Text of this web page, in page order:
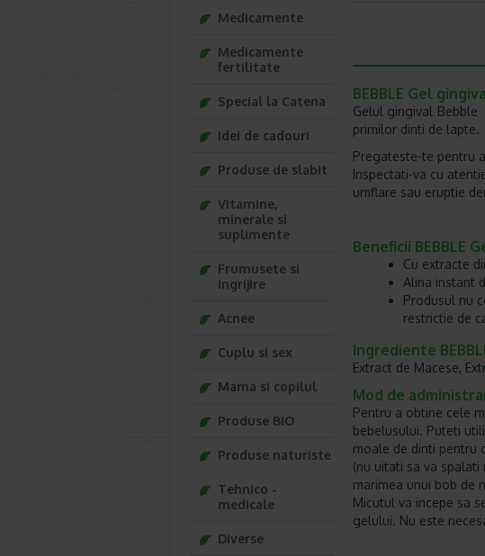
BEBBLE Gel
Gelul gingival
primilor dinti de lapte.
Pregateste-te pentru
Inspectati-va cu
umflare sau eruptie
Beneficii BEBBLE
Cu extracte
Alina instant
Produsul nu
restrictie de
Ingrediente
Extract de Macese,
Mod de
Pentru a obtine cele
bebelusului. Puteti
moale de dinti pentru
(nu uitati sa va
marimea unui bob de
Micutul va incepe sa
gelului. Nu este
Medicamente
Medicamente
fertilitate
Special la Catena
Idei de cadouri
Produse de slabit
Vitamine,
minerale si
suplimente
Frumusete si
ingrijire
Acnee
Cuplu si sex
Mama si copilul
Produse BIO
Produse naturiste
Tehnico -
medicale
Diverse